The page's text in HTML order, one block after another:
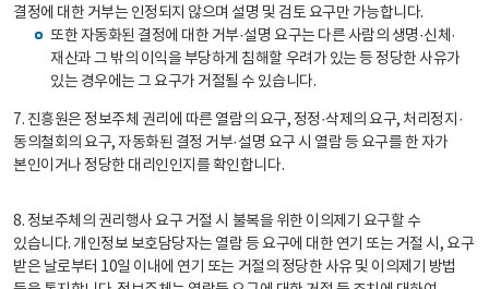
결정에 대한 거부는 인정되지 않으며 설명 및 검토 요구만 가능합니다.
또한 자동화된 결정에 대한 거부·설명 요구는 다른 사람의 생명·신체·
재산과 그 밖의 이익을 부당하게 침해할 우려가 있는 등 정당한 사유가
있는 경우에는 그 요구가 거절될 수 있습니다.
7. 진흥원은 정보주체 권리에 따른 열람의 요구, 정정·삭제의 요구, 처리정지·
동의철회의 요구, 자동화된 결정 거부·설명 요구 시 열람 등 요구를 한 자가
본인이거나 정당한 대리인인지를 확인합니다.
8. 정보주체의 권리행사 요구 거절 시 불복을 위한 이의제기 요구할 수
있습니다. 개인정보 보호담당자는 열람 등 요구에 대한 연기 또는 거절 시, 요구
받은 날로부터 10일 이내에 연기 또는 거절의 정당한 사유 및 이의제기 방법